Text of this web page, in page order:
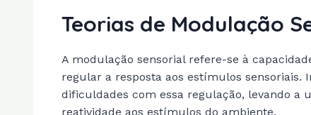
Teorias de Modulação
A modulação sensorial refere-se à
regular a resposta aos estímulos sensoriais.
dificuldades com essa regulação, levando a
reatividade aos estímulos do ambiente.